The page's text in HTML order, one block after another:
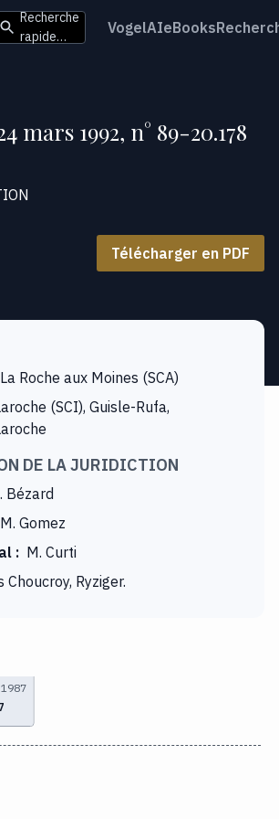
Recherche
rapide…
VogelAIeBooks
mars 1992, n° 89-20.178
Télécharger en PDF
La Roche aux Moines (SCA)
(SCI), Guisle-Rufa,
DE LA JURIDICTION
Bézard
M. Gomez
: M. Curti
Choucroy, Ryziger.